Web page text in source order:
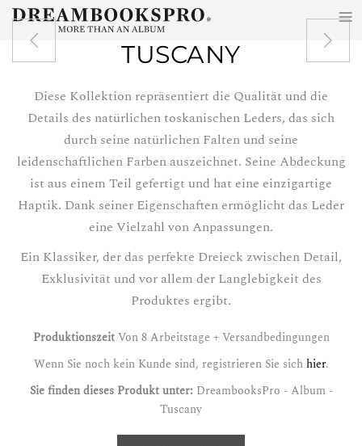
Zum Hauptinhalt springenTUSCANY
Diese Kollektion repräsentiert die Qualität und die
Details des natürlichen toskanischen Leders, das sich
durch seine natürlichen Falten und seine
leidenschaftlichen Farben auszeichnet. Seine Abdeckung
ist aus einem Teil gefertigt und hat eine einzigartige
Haptik. Dank seiner Eigenschaften ermöglicht das Leder
eine Vielzahl von Anpassungen.
Ein Klassiker, der das perfekte Dreieck zwischen Detail,
Exklusivität und vor allem der Langlebigkeit des
Produktes ergibt.
ProduktionszeitVon 8 Arbeitstage + Versandbedingungen
Wenn Sie noch kein Kunde sind, registrieren Sie sichhier.
Sie finden dieses Produkt unter: DreambooksPro - Album -
Tuscany
≡